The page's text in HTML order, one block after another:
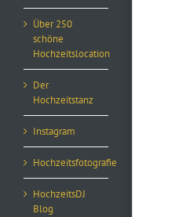
Über 250
schöne
Hochzeitslocation
Der
Hochzeitstanz
Instagram
Hochzeitsfotografie
HochzeitsDJ
Blog